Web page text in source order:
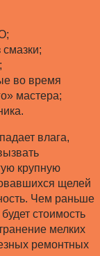
во время
мастера;
влага,
крупную
щелей
Чем раньше
стоимость
мелких
ремонтных